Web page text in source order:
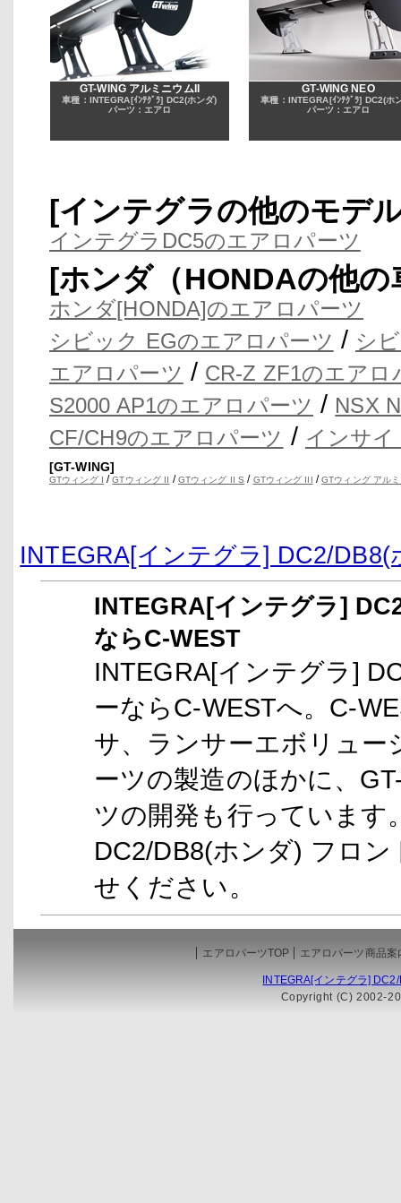
GT-WING アルミニウムII
車種：INTEGRA[ｲﾝﾃｸﾞﾗ] DC2(ホンダ)
パーツ：エアロ
GT-WING NEO
車種：INTEGRA[ｲﾝﾃｸﾞﾗ] DC2(ホ
パーツ：エアロ
[インテグラの他のモデ
インテグラDC5のエアロパーツ
[ホンダ（HONDAの他
ホンダ[HONDA]のエアロパーツ
シビック EGのエアロパーツ / シ
エアロパーツ / CR-Z ZF1のエアロ
S2000 AP1のエアロパーツ / NSX
CF/CH9のエアロパーツ / インサ
[GT-WING]
GTウィング I /GTウィング II /GTウィング II S / GTウィング III /GTウィング アル
INTEGRA[インテグラ] DC2/
INTEGRA[インテグラ]
ならC-WEST
INTEGRA[インテグラ]
ーならC-WESTへ。C-
サ、ランサーエボリュー
ーツの製造のほかに、
ツの開発も行っています
DC2/DB8(ホンダ) フロ
せください。
エアロパーツTOP エアロパーツ商品案
INTEGRA[インテグラ]
Copyright (C) 2002-